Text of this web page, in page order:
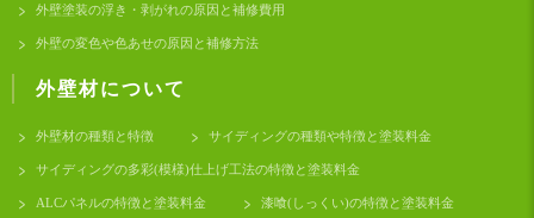
外壁塗装の浮き・剥がれの原因と補修費用
外壁の変色や色あせの原因と補修方法
外壁材について
外壁材の種類と特徴 サイディングの種類や特徴と塗装料金
サイディングの多彩(模様)仕上げ工法の特徴と塗装料金
ALCパネルの特徴と塗装料金 漆喰(しっくい)の特徴と塗装料金